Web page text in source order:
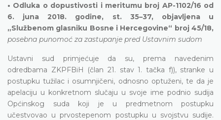
• Odluka o dopustivosti i meritumu broj AP-1102/16 od
6. juna 2018. godine, st. 35–37, objavljena u
„Službenom glasniku Bosne i Hercegovine“ broj 45/18,
posebna punomoć za zastupanje pred Ustavnim sudom
Ustavni sud primjećuje da su, prema navedenim
odredbama ZKPFBiH (član 21. stav 1. tačka f)), stranke u
postupku tužilac i osumnjičeni, odnosno optuženi, te da je
apelaciju u konkretnom slučaju u svoje ime podnio sudija
Općinskog suda koji je u predmetnom postupku
učestvovao u prvostepenom postupku u svojstvu sudije.